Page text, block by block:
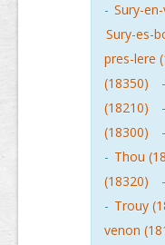
- Sury-
Sury-es-
pres-lere
(18350)
-
(18210)
-
(18300)
-
- Thou
(18320)
-
- Trouy
venon